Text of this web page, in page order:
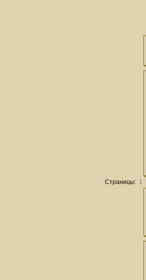
Страницы: 1